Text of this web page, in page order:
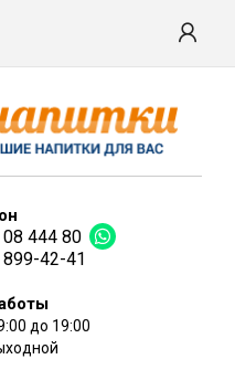
444 80
42-41
до 19:00